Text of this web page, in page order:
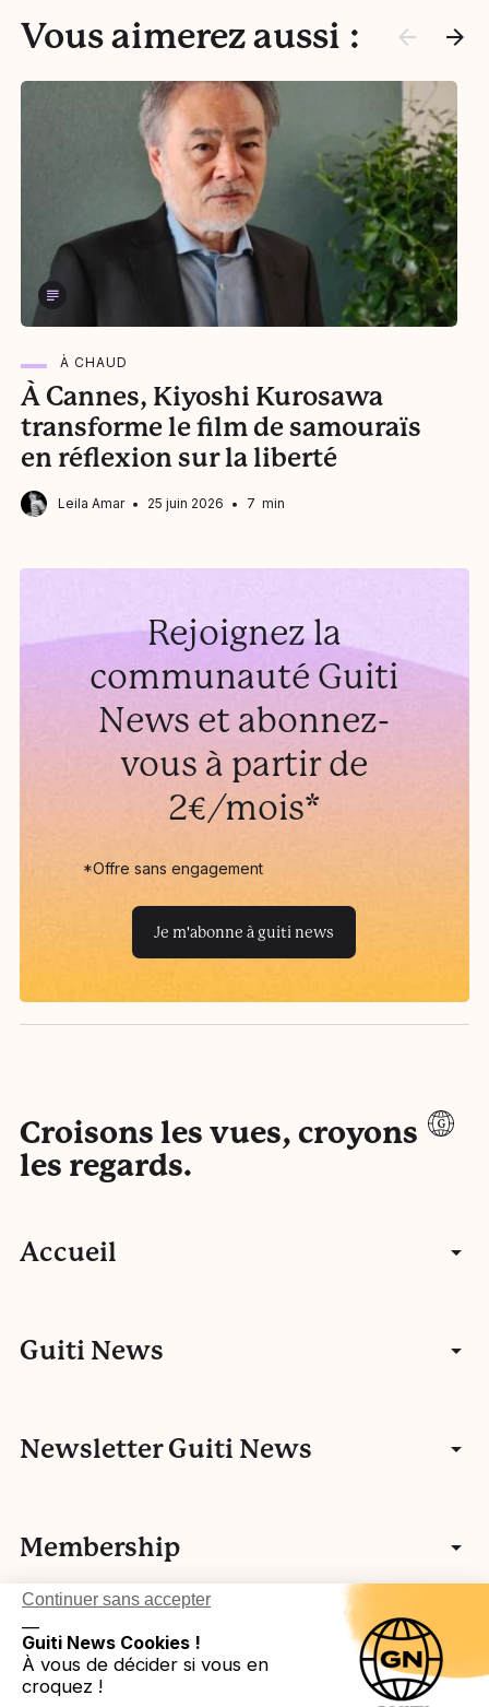
Vous aimerez aussi :
À CHAUD
À Cannes, Kiyoshi Kurosawa
transforme le film de samouraïs
en réflexion sur la liberté
Leila Amar 25 juin 2026 7 min
Rejoignez la
communauté Guiti
News et abonnez-
vous à partir de
2€/mois*
*Offre sans engagement
Je m'abonne à guiti news
Croisons les vues, croyons
les regards.
Accueil
Articles
Portfolios
Podcasts
Agenda
Guiti News
Communauté
Fake news
Vos idées
Cartographie des membres associatifs
L’histoire de Guiti
L’équipe Guiti News
Nos autres activités
Ressources pédagogiques
Réseau européen
Newsletter Guiti News
Membership
Login in
Devenir membre
Légal
Continuer sans accepter
Guiti News Cookies !
À vous de décider si vous en
croquez !